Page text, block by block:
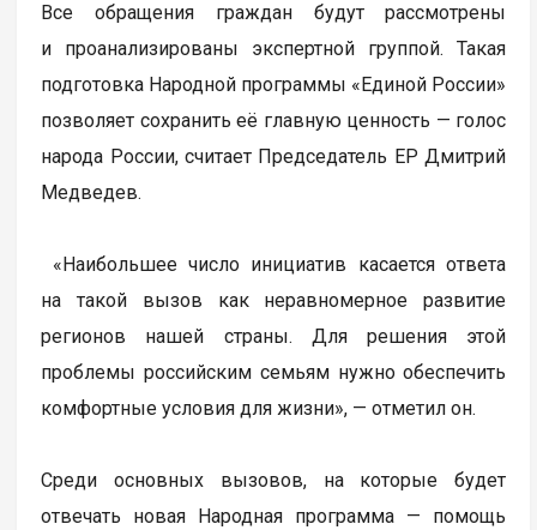
Все обращения граждан будут рассмотрены
и проанализированы экспертной группой. Такая
подготовка Народной программы «Единой России»
позволяет сохранить её главную ценность — голос
народа России, считает Председатель ЕР Дмитрий
Медведев.
«Наибольшее число инициатив касается ответа
на такой вызов как неравномерное развитие
регионов нашей страны. Для решения этой
проблемы российским семьям нужно обеспечить
комфортные условия для жизни», — отметил он.
Среди основных вызовов, на которые будет
отвечать новая Народная программа — помощь